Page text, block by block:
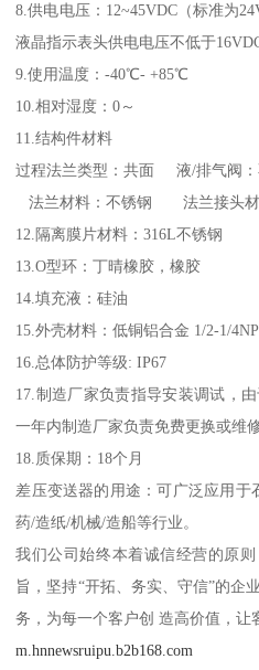
8.供电电压：12~45VDC（标准为
液晶指示表头供电电压不低于16VDC
9.使用温度：-40℃- +85℃
10.相对湿度：0～
11.结构件材料
过程法兰类型：共面 液/排气阀：
法兰材料：不锈钢 法兰接头材
12.隔离膜片材料：316L不锈钢
13.O型环：丁晴橡胶，橡胶
14.填充液：硅油
15.外壳材料：低铜铝合金 1/2-1/
16.总体防护等级: IP67
17.制造厂家负责指导安装调试，
一年内制造厂家负责免费更换或维修
18.质保期：18个月
差压变送器的用途：可广泛应用于
药/造纸/机械/造船等行业。
我们公司始终本着诚信经营的原
旨，坚持“开拓、务实、守信”的企
务，为每一个客户创 造高价值，让
m.hnnewsruipu.b2b168.com